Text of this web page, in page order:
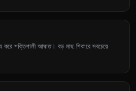
করে শক্তিশালী আঘাত। বড় মাছ শিকারে সবচেয়ে